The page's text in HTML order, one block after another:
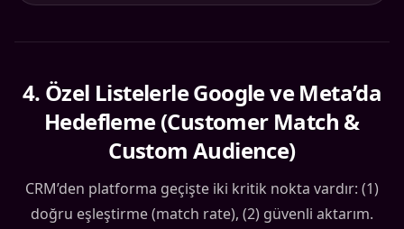
4. Özel Listelerle Google ve Meta’da
Hedefleme (Customer Match &
Custom Audience)
CRM’den platforma geçişte iki kritik nokta vardır: (1)
doğru eşleştirme (match rate), (2) güvenli aktarım.